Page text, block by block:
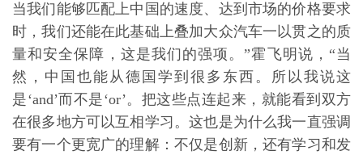
当我们能够匹配上中国的速度、达到市场的价格要求
时，我们还能在此基础上叠加大众汽车一以贯之的质
量和安全保障，这是我们的强项。”霍飞明说，“当
然，中国也能从德国学到很多东西。所以我说这
是‘and’而不是‘or’。把这些点连起来，就能看到双方
在很多地方可以互相学习。这也是为什么我一直强调
要有一个更宽广的理解：不仅是创新，还有学习和发